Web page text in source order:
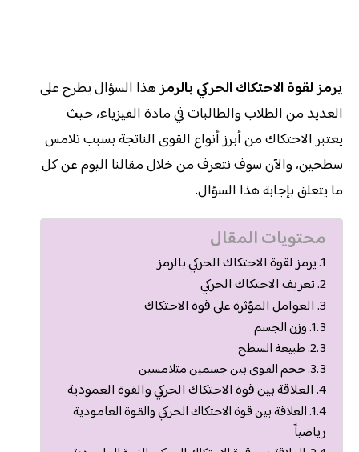
يرمز لقوة الاحتكاك الحركي بالرمزهذا السؤال يطرح على
العديد من الطلاب والطالبات في مادة الفيزياء، حيث
يعتبر الاحتكاك من أبرز أنواع القوى الناتجة بسبب تلامس
سطحين، والآن سوف نتعرف من خلال مقالنا اليوم عن كل
ما يتعلق بإجابة هذا السؤال.
محتويات المقال
يرمز لقوة الاحتكاك الحركي بالرمز
تعريف الاحتكاك الحركي
العوامل المؤثرة على قوة الاحتكاك
وزن الجسم
طبيعة السطح
حجم القوى بين جسمين متلامسين
العلاقة بين قوة الاحتكاك الحركي والقوة العمودية
العلاقة بين قوة الاحتكاك الحركي والقوة العامودية
رياضياً